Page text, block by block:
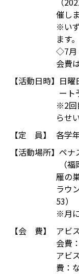
催し
※い
ます。
◇7月
会費
【活動日時】 日曜
ート
※2回
らせ
【定 員】
各学
【活動場所】 ペナ
（
雁の
ラウ
53）
※月
【会 費】
アビ
会費
アビ
費：